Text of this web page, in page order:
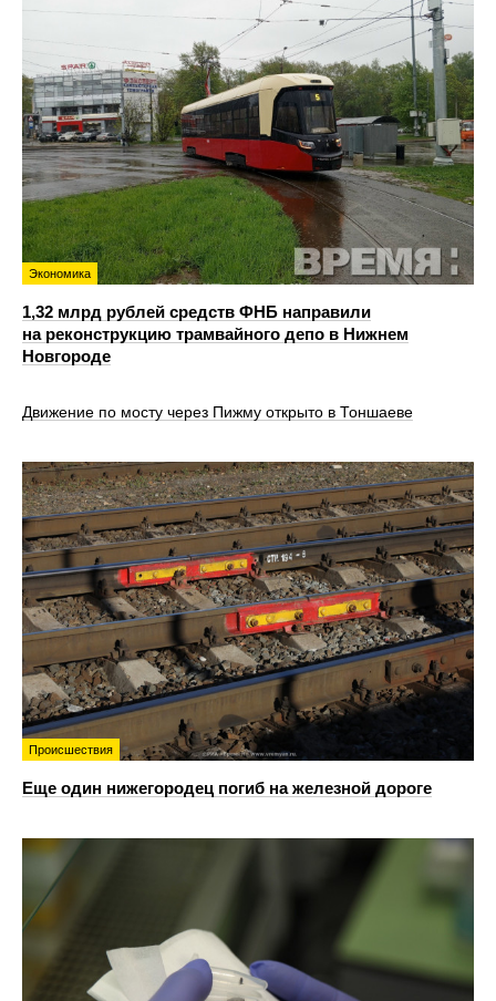
Экономика
1,32 млрд рублей средств ФНБ направили
на реконструкцию трамвайного депо в Нижнем
Новгороде
Движение по мосту через Пижму открыто в Тоншаеве
Происшествия
Еще один нижегородец погиб на железной дороге